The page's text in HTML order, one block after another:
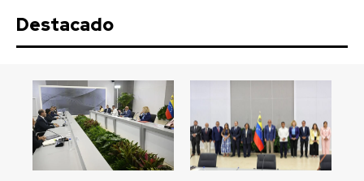
Destacado